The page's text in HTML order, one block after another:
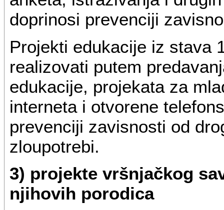
doprinosi prevenciji
Projekti edukacije iz stava
realizovati putem
edukacije, projekata za
interneta i otvorene
prevenciji zavisnosti od
zloupotrebi.
3) projekte vršnjačkog
njihovih porodica